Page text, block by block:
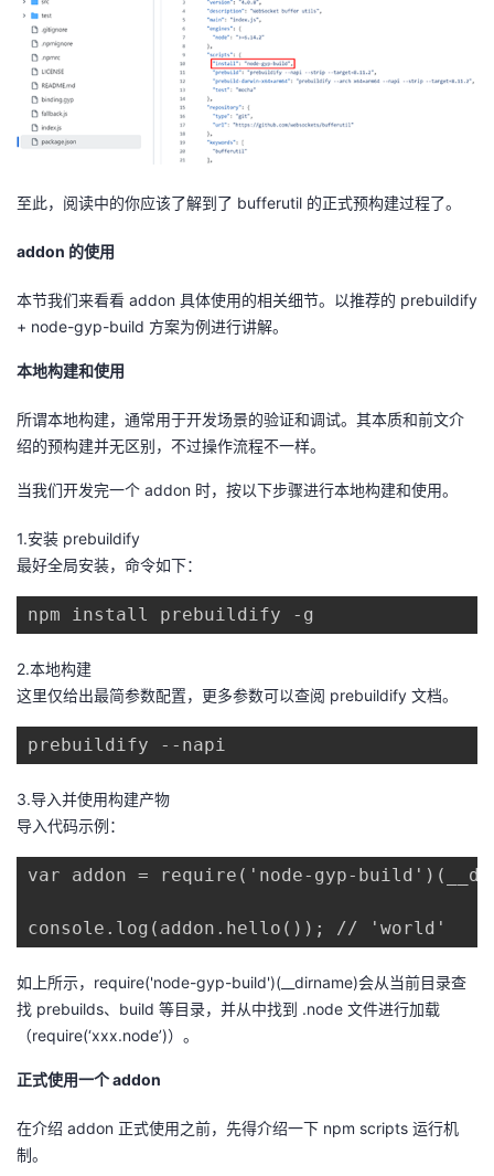
至此，阅读中的你应该了解到了 bufferutil 的正式预构建过程了。
addon 的使用
本节我们来看看 addon 具体使用的相关细节。以推荐的 prebuildify
+ node-gyp-build 方案为例进行讲解。
本地构建和使用
所谓本地构建，通常用于开发场景的验证和调试。其本质和前文介
绍的预构建并无区别，不过操作流程不一样。
当我们开发完一个 addon 时，按以下步骤进行本地构建和使用。
1.安装 prebuildify
最好全局安装，命令如下：
npm install prebuildify -g
2.本地构建
这里仅给出最简参数配置，更多参数可以查阅 prebuildify 文档。
prebuildify --napi
3.导入并使用构建产物
导入代码示例：
var addon = require('node-gyp-
console.log(addon.hello()); // 'world'
如上所示， require('node-gyp-build')(__dirname)会从当前目录查
找 prebuilds、 build 等目录，并从中找到 .node 文件进行加载
（require(‘xxx.node’)）。
正式使用一个addon
在介绍 addon 正式使用之前，先得介绍一下 npm scripts 运行机
制。